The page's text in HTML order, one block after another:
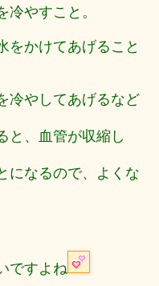
やすこと。
をかけてあげること
冷やしてあげるなど
と、血管が収縮し
になるので、よくな
ですよね